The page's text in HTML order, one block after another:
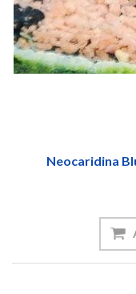
Neocaridina